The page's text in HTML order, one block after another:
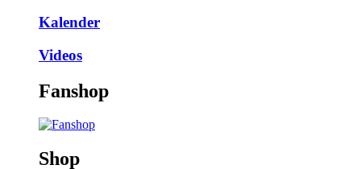
Kalender
Videos
Fanshop
Shop